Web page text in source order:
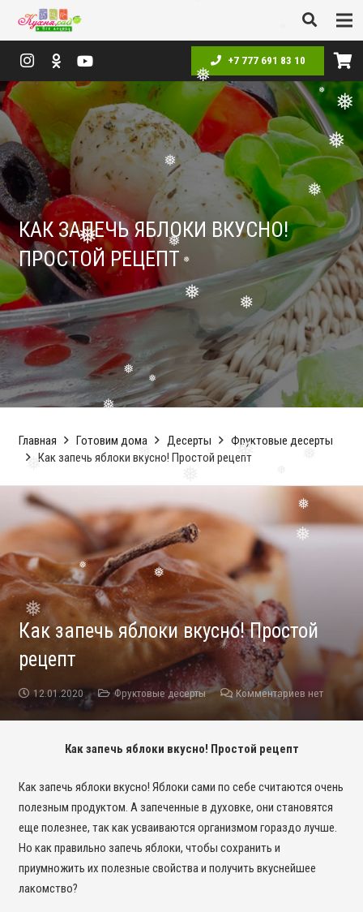
❅
❅
❅
❅
❅
❅
❅
❅
❅
❅
❅
❅
❅
❅
❅
❅
❅
+7 777 691 83 10
КАК ЗАПЕЧЬ ЯБЛОКИ ВКУСНО!
ПРОСТОЙ РЕЦЕПТ
Главная Готовим дома Десерты
Фруктовые десерты
Как запечь яблоки вкусно! Простой рецепт
Как запечь яблоки вкусно! Простой
рецепт
12.01.2020 Фруктовые десерты Комментариев нет
Как запечь яблоки вкусно! Простой рецепт
Как запечь яблоки вкусно! Яблоки сами по себе считаются очень
полезным продуктом. А запеченные в духовке, они становятся
еще полезнее, так как усваиваются организмом гораздо лучше.
Но как правильно запечь яблоки, чтобы сохранить и
приумножить их полезные свойства и получить вкуснейшее
лакомство?